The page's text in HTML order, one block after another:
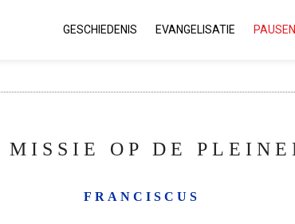
GESCHIEDENIS EVANGELISATIE PAUSEN
OP DE
FRANCISCUS